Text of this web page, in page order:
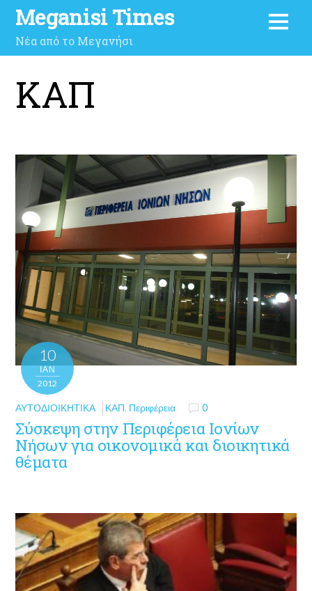
Meganisi Times
Νέα από το Μεγανήσι
ΚΑΠ
10
ΙΑΝ
2012
ΑΥΤΟΔΙΟΙΚΗΤΙΚΆ ΚΑΠ, Περιφέρεια 0
Σύσκεψη στην Περιφέρεια Ιονίων
Νήσων για οικονομικά και διοικητικά
θέματα